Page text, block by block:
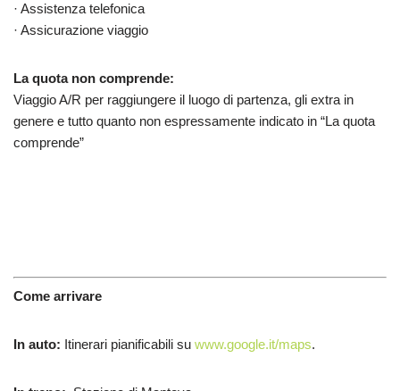
· Assistenza telefonica
· Assicurazione viaggio
La quota non comprende:
Viaggio A/R per raggiungere il luogo di partenza, gli extra in
genere e tutto quanto non espressamente indicato in “La quota
comprende”
Come arrivare
In auto: Itinerari pianificabili su www.google.it/maps.